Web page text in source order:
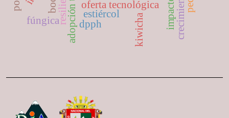
oferta tecnológica
kiwicha
estiércol
fúngica dpph